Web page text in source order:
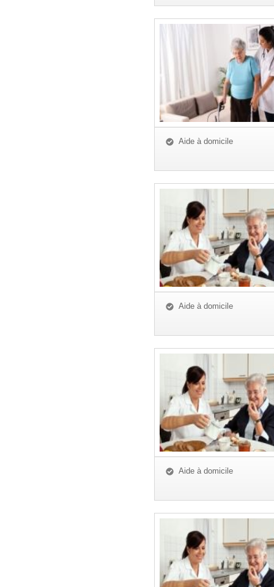
Aide à domicile
Aide à domicile
Aide à domicile